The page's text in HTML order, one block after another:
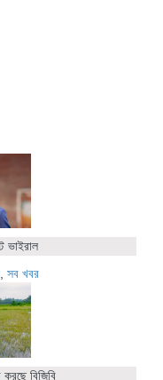
ভাইরাল
, সব খবর
বিজিবি